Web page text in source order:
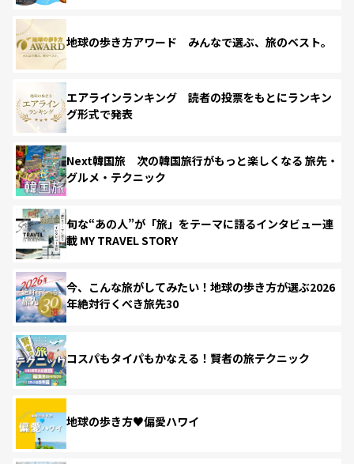
地球の歩き方アワード みんなで選ぶ、旅のベスト。
エアラインランキング 読者の投票をもとにランキン
グ形式で発表
Next韓国旅 次の韓国旅行がもっと楽しくなる 旅先・
グルメ・テクニック
旬な“あの人”が「旅」をテーマに語るインタビュー連
載 MY TRAVEL STORY
今、こんな旅がしてみたい！地球の歩き方が選ぶ2026
年絶対行くべき旅先30
コスパもタイパもかなえる！賢者の旅テクニック
地球の歩き方♥偏愛ハワイ